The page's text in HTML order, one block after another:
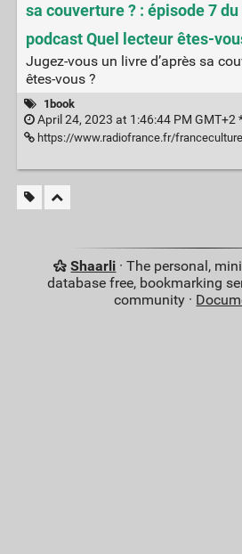
sa couverture ? : épisode 7 du
podcast Quel lecteur êtes-
Jugez-vous un livre d’après sa
êtes-vous ?
1book
April 24, 2023 at 1:46:44 PM GMT+2 *
https://www.radiofrance.fr/franceculture/podcasts/sans-oser-le-demander/
Shaarli · The personal,
database free, bookmarking
community ·